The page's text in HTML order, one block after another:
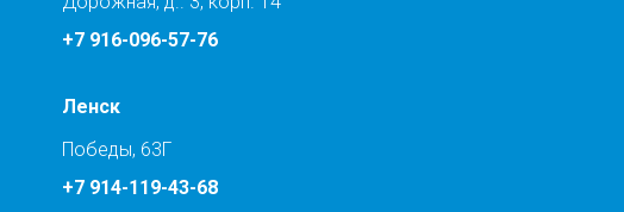
+7 916-096-57-76
Ленск
Победы, 63Г
+7 914-119-43-68